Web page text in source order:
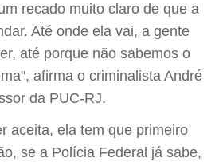
recado muito claro de que a
Até onde ela vai, a gente
até porque não sabemos o
afirma o criminalista André
da PUC-RJ.
aceita, ela tem que primeiro
se a Polícia Federal já sabe,